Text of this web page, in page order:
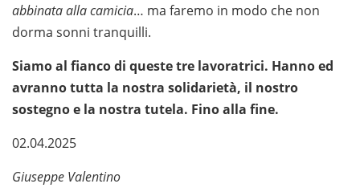
abbinata alla camicia… ma faremo in modo che non
dorma sonni tranquilli.
Siamo al fianco di queste tre lavoratrici. Hanno ed
avranno tutta la nostra solidarietà, il nostro
sostegno e la nostra tutela. Fino alla fine.
02.04.2025
Giuseppe Valentino